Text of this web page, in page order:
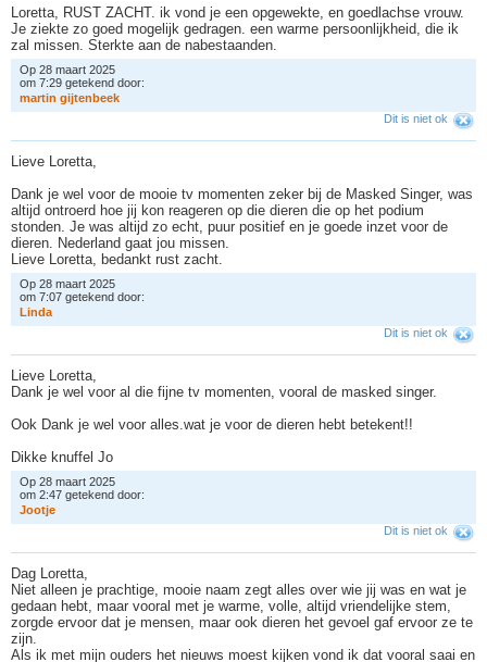
Loretta, RUST ZACHT. ik vond je een opgewekte, en goedlachse vrouw.
Je ziekte zo goed mogelijk gedragen. een warme persoonlijkheid, die ik
zal missen. Sterkte aan de nabestaanden.
Op 28 maart 2025
om 7:29 getekend door:
martin gijtenbeek
Dit is niet ok
Lieve Loretta,
Dank je wel voor de mooie tv momenten zeker bij de Masked Singer, was
altijd ontroerd hoe jij kon reageren op die dieren die op het podium
stonden. Je was altijd zo echt, puur positief en je goede inzet voor de
dieren. Nederland gaat jou missen.
Lieve Loretta, bedankt rust zacht.
Op 28 maart 2025
om 7:07 getekend door:
Linda
Dit is niet ok
Lieve Loretta,
Dank je wel voor al die fijne tv momenten, vooral de masked singer.
Ook Dank je wel voor alles.wat je voor de dieren hebt betekent!!
Dikke knuffel Jo
Op 28 maart 2025
om 2:47 getekend door:
Jootje
Dit is niet ok
Dag Loretta,
Niet alleen je prachtige, mooie naam zegt alles over wie jij was en wat je
gedaan hebt, maar vooral met je warme, volle, altijd vriendelijke stem,
zorgde ervoor dat je mensen, maar ook dieren het gevoel gaf ervoor ze te
zijn.
Als ik met mijn ouders het nieuws moest kijken vond ik dat vooral saai en